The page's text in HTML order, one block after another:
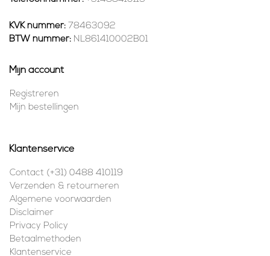
KVK nummer: 78463092
BTW nummer: NL861410002B01
Mijn account
Registreren
Mijn bestellingen
Klantenservice
Contact (+31) 0488 410119
Verzenden & retourneren
Algemene voorwaarden
Disclaimer
Privacy Policy
Betaalmethoden
Klantenservice